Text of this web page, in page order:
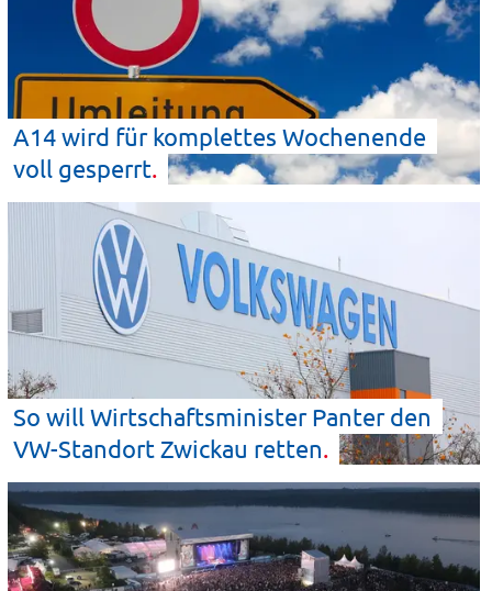
A14 wird für komplettes Wochenende
voll gesperrt
So will Wirtschaftsminister Panter den
VW-Standort Zwickau retten